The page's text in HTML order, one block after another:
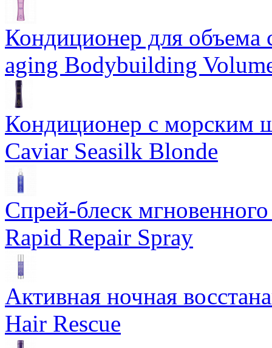
Кондиционер для
aging Bodybuilding
Кондиционер с морским
Caviar Seasilk Blonde
Спрей-блеск
Rapid Repair Spray
Активная ночная
Hair Rescue